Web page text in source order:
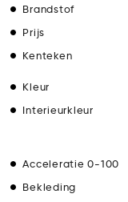
Brandstof
Prijs
Kenteken
Kleur
Interieurkleur
Acceleratie 0-100
Bekleding